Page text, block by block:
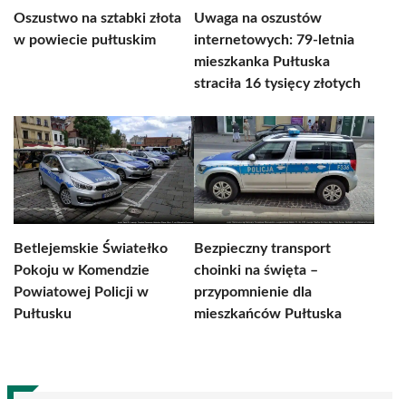
Oszustwo na sztabki złota
w powiecie pułtuskim
Uwaga na oszustów
internetowych: 79-letnia
mieszkanka Pułtuska
straciła 16 tysięcy złotych
Betlejemskie Światełko
Pokoju w Komendzie
Powiatowej Policji w
Pułtusku
Bezpieczny transport
choinki na święta –
przypomnienie dla
mieszkańców Pułtuska